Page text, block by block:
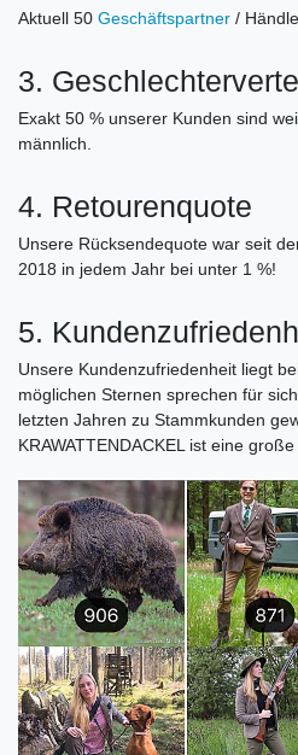
Aktuell 50 Geschäftspartner /
3.
Exakt 50 % unserer Kunden sind
männlich.
4. Retourenquote
Unsere Rücksendequote war seit
2018 in jedem Jahr bei unter 1 %!
5.
Unsere Kundenzufriedenheit liegt
möglichen Sternen sprechen für
letzten Jahren zu Stammkunden
KRAWATTENDACKEL ist eine